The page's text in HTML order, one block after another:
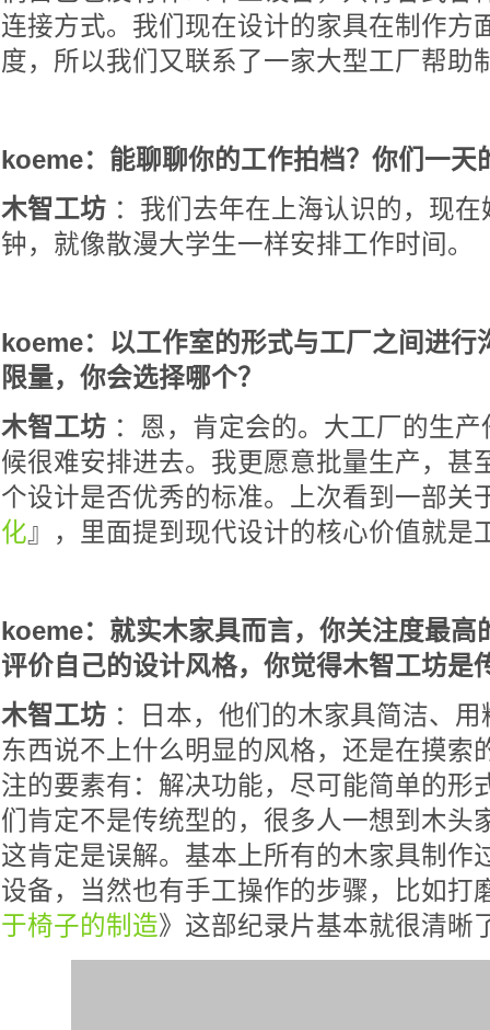
连接方式。我们现在设计的家具在制作方
度，所以我们又联系了一家大型工厂帮助
koeme：能聊聊你的工作拍档？你们一天
木智工坊 ：我们去年在上海认识的，现
钟，就像散漫大学生一样安排工作时间。
koeme：以工作室的形式与工厂之间进行
限量，你会选择哪个？
木智工坊 ：恩，肯定会的。大工厂的生
候很难安排进去。我更愿意批量生产，甚
个设计是否优秀的标准。上次看到一部关
化 』，里面提到现代设计的核心价值就是
koeme：就实木家具而言，你关注度最高
评价自己的设计风格，你觉得木智工坊是
木智工坊 ：日本，他们的木家具简洁、
东西说不上什么明显的风格，还是在摸索
注的要素有：解决功能，尽可能简单的形
们肯定不是传统型的，很多人一想到木头
这肯定是误解。基本上所有的木家具制作
设备，当然也有手工操作的步骤，比如打
于椅子的制造》这部纪录片基本就很清晰